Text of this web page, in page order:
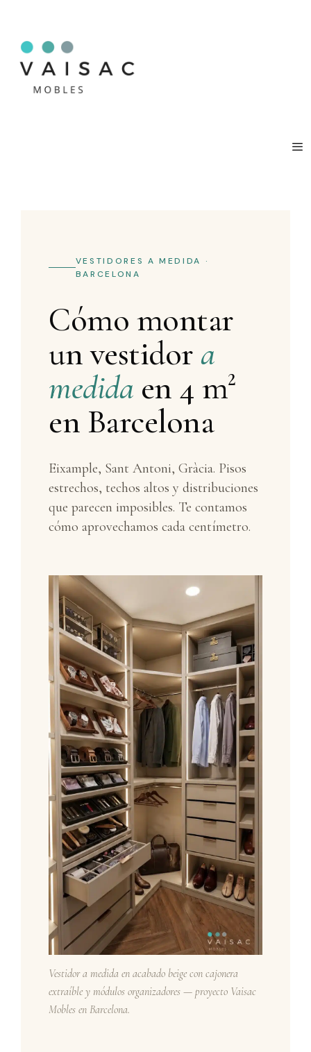
VESTIDORES A MEDIDA ·
BARCELONA
Cómo montar
un vestidora
medida en 4 m²
en Barcelona
Eixample, Sant Antoni, Gràcia. Pisos
estrechos, techos altos y distribuciones
que parecen imposibles. Te contamos
cómo aprovechamos cada centímetro.
Vestidor a medida en acabado beige con cajonera
extraíble y módulos organizadores — proyecto Vaisac
Mobles en Barcelona.